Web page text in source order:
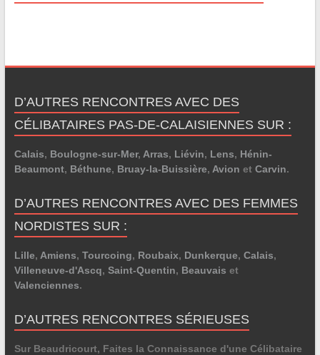
D’AUTRES RENCONTRES AVEC DES
CÉLIBATAIRES PAS-DE-CALAISIENNES SUR :
Calais, Boulogne-sur-Mer, Arras, Liévin, Lens, Hénin-
Beaumont, Béthune, Bruay-la-Buissière, Avion et Carvin.
D’AUTRES RENCONTRES AVEC DES FEMMES
NORDISTES SUR :
Lille, Amiens, Tourcoing, Roubaix, Dunkerque, Calais,
Villeneuve-d'Ascq, Saint-Quentin, Beauvais et
Valenciennes.
D’AUTRES RENCONTRES SÉRIEUSES
Sur Beaudricourt, Faites la Connaissance d'une Célibataire